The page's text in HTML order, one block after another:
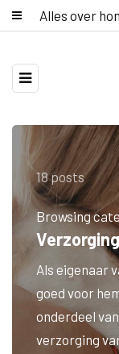
Alles over
18 posts
Browsing
Verzorging
Als eigenaar
goed voor
onderdeel
verzorging